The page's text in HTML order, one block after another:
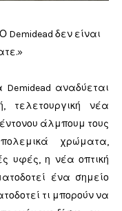
Demidead δεν είναι
Demidead αναδύεται
τελετουργική νέα
άλμπουμ τους
χρώματα,
υφές, η νέα οπτική
ένα σημείο
τι μπορούν να